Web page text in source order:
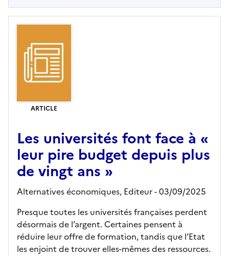
ARTICLE
Les universités font face à «
leur pire budget depuis plus
de vingt ans »
Alternatives économiques, Editeur- 03/09/2025
Presque toutes les universités françaises perdent
désormais de l’argent. Certaines pensent à
réduire leur offre de formation, tandis que l’Etat
les enjoint de trouver elles-mêmes des ressources.